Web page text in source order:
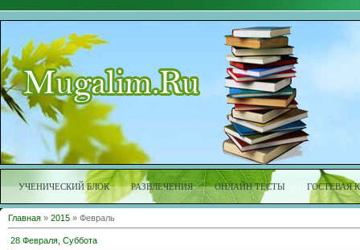
УЧЕНИЧЕСКИЙ БЛОК РАЗВЛЕЧЕНИЯ ОНЛАЙН ТЕСТЫ ГОСТЕВАЯ
Главная » 2015 » Февраль
28 Февраля, Суббота